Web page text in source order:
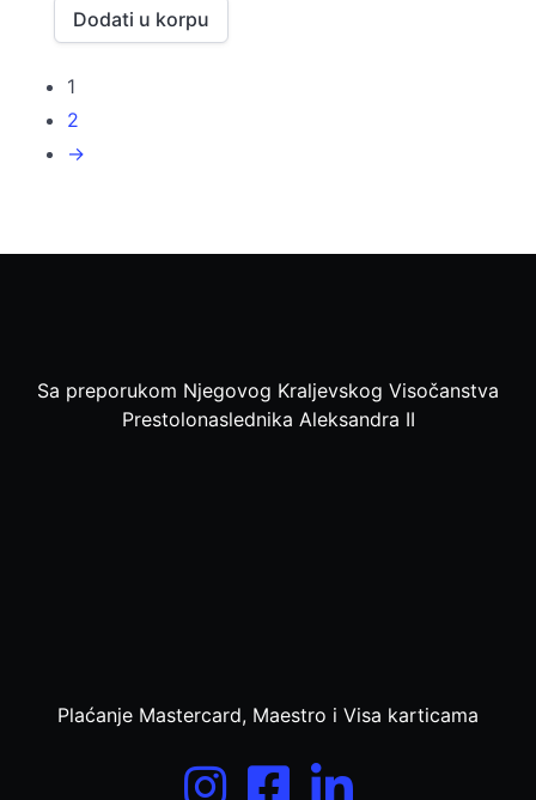
Dodati u korpu
1
2
→
Sa preporukom Njegovog Kraljevskog Visočanstva
Prestolonaslednika Aleksandra II
Plaćanje Mastercard, Maestro i Visa karticama